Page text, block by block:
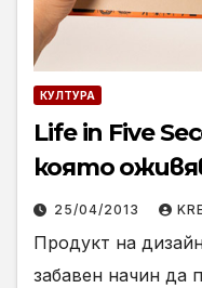
КУЛТУРА
Life in Five
която
25/04/2013
Продукт на
забавен начин да